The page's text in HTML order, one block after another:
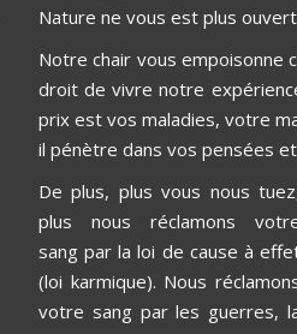
Nature ne vous est plus
Notre chair vous empoisonne
droit de vivre notre
prix est vos maladies, votre
il pénètre dans vos pensées
De plus, plus vous nous
plus nous réclamons
sang par la loi de cause à
(loi karmique). Nous
votre sang par les guerres,